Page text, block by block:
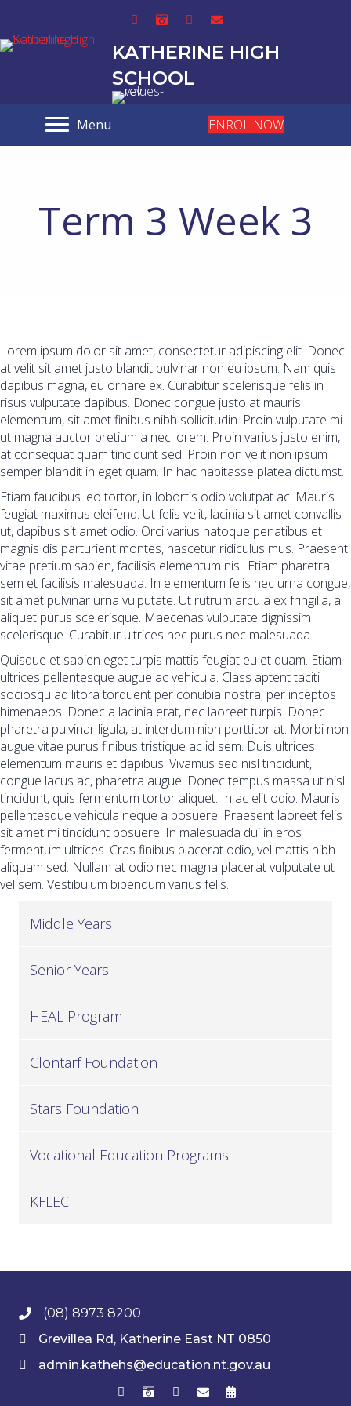
KATHERINE HIGH
SCHOOL
Menu ENROL NOW
Term 3 Week 3
Lorem ipsum dolor sit amet, consectetur adipiscing elit. Donec
at velit sit amet justo blandit pulvinar non eu ipsum. Nam quis
dapibus magna, eu ornare ex. Curabitur scelerisque felis in
risus vulputate dapibus. Donec congue justo at mauris
elementum, sit amet finibus nibh sollicitudin. Proin vulputate mi
ut magna auctor pretium a nec lorem. Proin varius justo enim,
at consequat quam tincidunt sed. Proin non velit non ipsum
semper blandit in eget quam. In hac habitasse platea dictumst.
Etiam faucibus leo tortor, in lobortis odio volutpat ac. Mauris
feugiat maximus eleifend. Ut felis velit, lacinia sit amet convallis
ut, dapibus sit amet odio. Orci varius natoque penatibus et
magnis dis parturient montes, nascetur ridiculus mus. Praesent
vitae pretium sapien, facilisis elementum nisl. Etiam pharetra
sem et facilisis malesuada. In elementum felis nec urna congue,
sit amet pulvinar urna vulputate. Ut rutrum arcu a ex fringilla, a
aliquet purus scelerisque. Maecenas vulputate dignissim
scelerisque. Curabitur ultrices nec purus nec malesuada.
Quisque et sapien eget turpis mattis feugiat eu et quam. Etiam
ultrices pellentesque augue ac vehicula. Class aptent taciti
sociosqu ad litora torquent per conubia nostra, per inceptos
himenaeos. Donec a lacinia erat, nec laoreet turpis. Donec
pharetra pulvinar ligula, at interdum nibh porttitor at. Morbi non
augue vitae purus finibus tristique ac id sem. Duis ultrices
elementum mauris et dapibus. Vivamus sed nisl tincidunt,
congue lacus ac, pharetra augue. Donec tempus massa ut nisl
tincidunt, quis fermentum tortor aliquet. In ac elit odio. Mauris
pellentesque vehicula neque a posuere. Praesent laoreet felis
sit amet mi tincidunt posuere. In malesuada dui in eros
fermentum ultrices. Cras finibus placerat odio, vel mattis nibh
aliquam sed. Nullam at odio nec magna placerat vulputate ut
vel sem. Vestibulum bibendum varius felis.
Middle Years
Senior Years
HEAL Program
Clontarf Foundation
Stars Foundation
Vocational Education Programs
KFLEC
(08) 8973 8200
Grevillea Rd, Katherine East NT 0850
admin.kathehs@education.nt.gov.au